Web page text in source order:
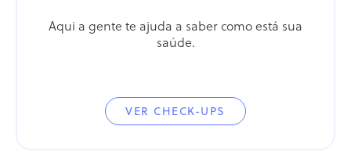
Aqui a gente te ajuda a saber como está sua
saúde.
VER CHECK-UPS